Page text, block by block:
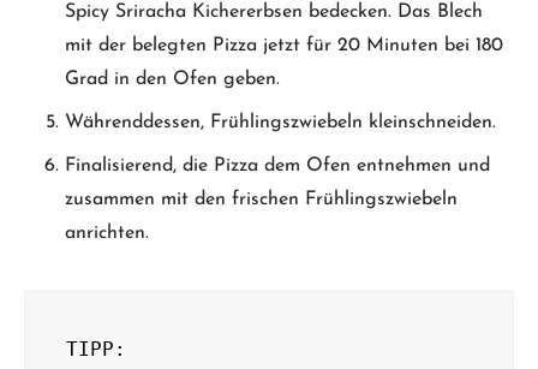
Spicy Sriracha Kichererbsen bedecken. Das Blech
mit der belegten Pizza jetzt für 20 Minuten bei 180
Grad in den Ofen geben.
Währenddessen, Frühlingszwiebeln kleinschneiden.
Finalisierend, die Pizza dem Ofen entnehmen und
zusammen mit den frischen Frühlingszwiebeln
anrichten.
TIPP: